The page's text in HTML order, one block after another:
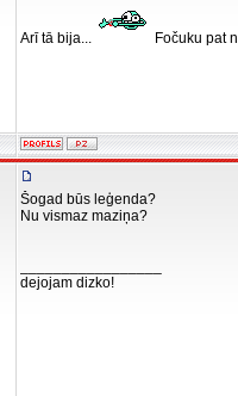
Arī tā bija... Fočuku pat
Šogad būs leģenda?
Nu vismaz maziņa?
dejojam dizko!